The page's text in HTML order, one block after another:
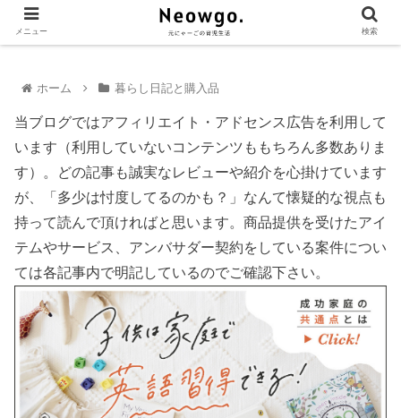
ホーム 暮らし日記と購入品
当ブログではアフィリエイト・アドセンス広告を利用して
います（利用していないコンテンツももちろん多数ありま
す）。どの記事も誠実なレビューや紹介を心掛けています
が、「多少は忖度してるのかも？」なんて懐疑的な視点も
持って読んで頂ければと思います。商品提供を受けたアイ
テムやサービス、アンバサダー契約をしている案件につい
ては各記事内で明記しているのでご確認下さい。
メニュー 検索